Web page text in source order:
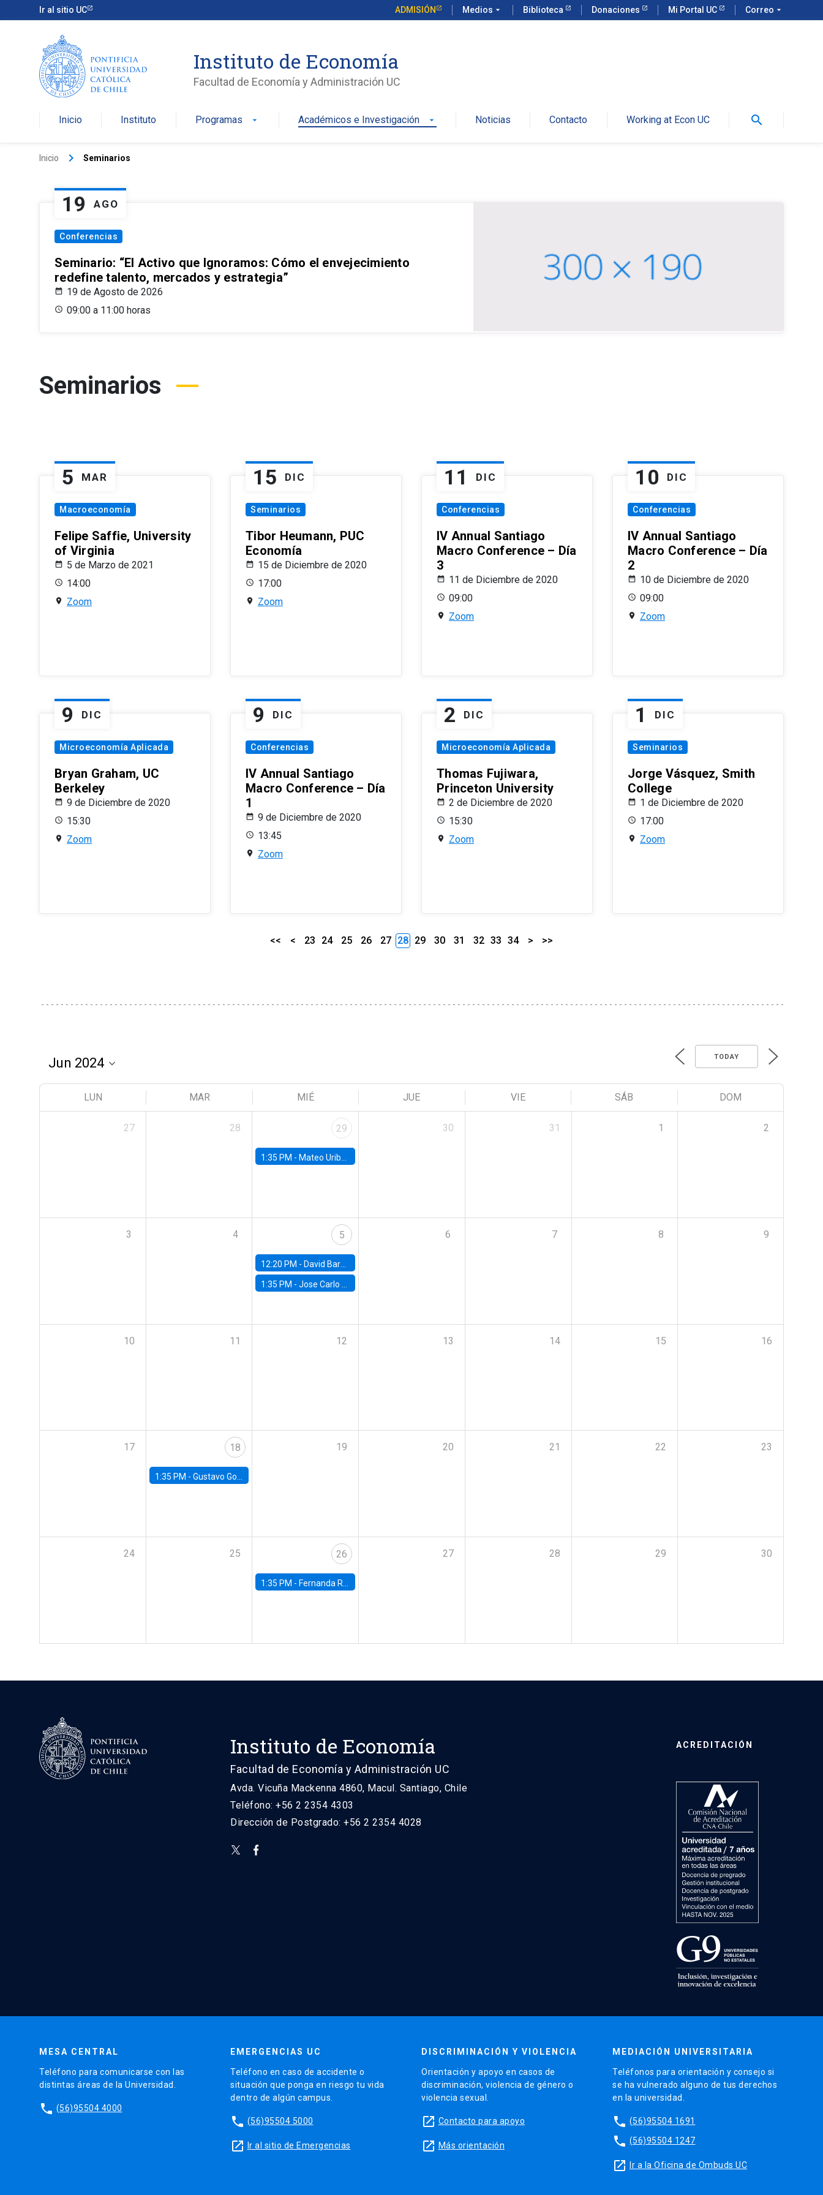
Ir al sitio UC ADMISIÓN Medios arrow_drop_down Biblioteca Donaciones Mi Portal UC Correo arrow_drop_down
Instituto de Economía
Facultad de Economía y Administración UC
Inicio Instituto Programas arrow_drop_down Académicos e Investigación arrow_drop_down Noticias Contacto Working at Econ UC search
Inicio keyboard_arrow_right Seminarios
19 AGO
Conferencias
Seminario: “El Activo que Ignoramos: Cómo el envejecimiento
redefine talento, mercados y estrategia”
19 de Agosto de 2026
09:00 a 11:00 horas
Seminarios
5 MAR
Macroeconomía
Felipe Saffie, University
of Virginia
5 de Marzo de 2021
14:00
Zoom
15 DIC
Seminarios
Tibor Heumann, PUC
Economía
15 de Diciembre de 2020
17:00
Zoom
11 DIC
Conferencias
IV Annual Santiago
Macro Conference – Día
3
11 de Diciembre de 2020
09:00
Zoom
10 DIC
Conferencias
IV Annual Santiago
Macro Conference – Día
2
10 de Diciembre de 2020
09:00
Zoom
9 DIC
Microeconomía Aplicada
Bryan Graham, UC
Berkeley
9 de Diciembre de 2020
15:30
Zoom
9 DIC
Conferencias
IV Annual Santiago
Macro Conference – Día
1
9 de Diciembre de 2020
13:45
Zoom
2 DIC
Microeconomía Aplicada
Thomas Fujiwara,
Princeton University
2 de Diciembre de 2020
15:30
Zoom
1 DIC
Seminarios
Jorge Vásquez, Smith
College
1 de Diciembre de 2020
17:00
Zoom
<< < 23 24 25 26 27 28 29 30 31 32 33 34 > >>
TODAY
LUN MAR MIÉ JUE VIE SÁB DOM
27 28 29
1:35 PM - Mateo Uribe-Castro, Universidad de los Andes (Colombia)
30 31 1 2
3 4 5
12:20 PM - David Bardey, Universidad de los Andes - CEDE
1:35 PM -Jose Carlo Bermudez, UC (ME) & World Bank
6 7 8 9
10 11 12 13 14 15 16
17 18
1:35 PM - Gustavo González, Banco Central de Chile
19 20 21 22 23
24 25 26
1:35 PM - Fernanda Rojas Ampuero, University of Wisconsin-Madison
27 28 29 30
Instituto de Economía
Facultad de Economía y Administración UC
Avda. Vicuña Mackenna 4860, Macul. Santiago, Chile
Teléfono: +56 2 2354 4303
Dirección de Postgrado: +56 2 2354 4028
ACREDITACIÓN
MESA CENTRAL
Teléfono para comunicarse con las
distintas áreas de la Universidad.
phone (56)95504 4000
EMERGENCIAS UC
Teléfono en caso de accidente o
situación que ponga en riesgo tu vida
dentro de algún campus.
phone (56)95504 5000
launch Ir al sitio de Emergencias
DISCRIMINACIÓN Y VIOLENCIA
Orientación y apoyo en casos de
discriminación, violencia de género o
violencia sexual.
launch Contacto para apoyo
launch Más orientación
MEDIACIÓN UNIVERSITARIA
Teléfonos para orientación y consejo si
se ha vulnerado alguno de tus derechos
en la universidad.
phone (56)95504 1691
phone (56)95504 1247
launch Ir a la Oficina de Ombuds UC